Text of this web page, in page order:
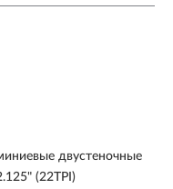
двустеночные
(22TPI)